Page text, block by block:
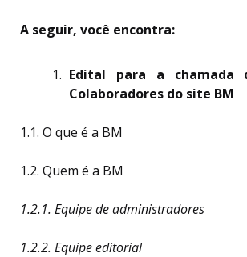
A seguir, você encontra:
Edital para a chamada
Colaboradores do site BM
1.1. O que é a BM
1.2. Quem é a BM
1.2.1. Equipe de administradores
1.2.2. Equipe editorial